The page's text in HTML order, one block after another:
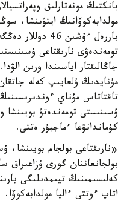
بانكتىڭ مونەتارلىق
مولدابەكوۆانىڭ ايتۋىنشا،
باررەل ءۇشىن
تومەندەۋى نارىقتاعى
جاڭالىقتار اياسىندا ورىن
مۇنايدىڭ ۇلعايىپ كەلە
تاقتاتاس مۇناي
ۇسىنىستى تومەندەتۋ بويىنشا
كۇماندانۋعا ءماجبۇر ەتتى.
«نارىقتاعى بولجام بويىنشا،
بولجانعاننان گورى ۇزاعىراق
كەلىسىمىنىڭ تيىمدىلىگى
اتاپ ءوتتى ءاليا مولدابەكوۆا.